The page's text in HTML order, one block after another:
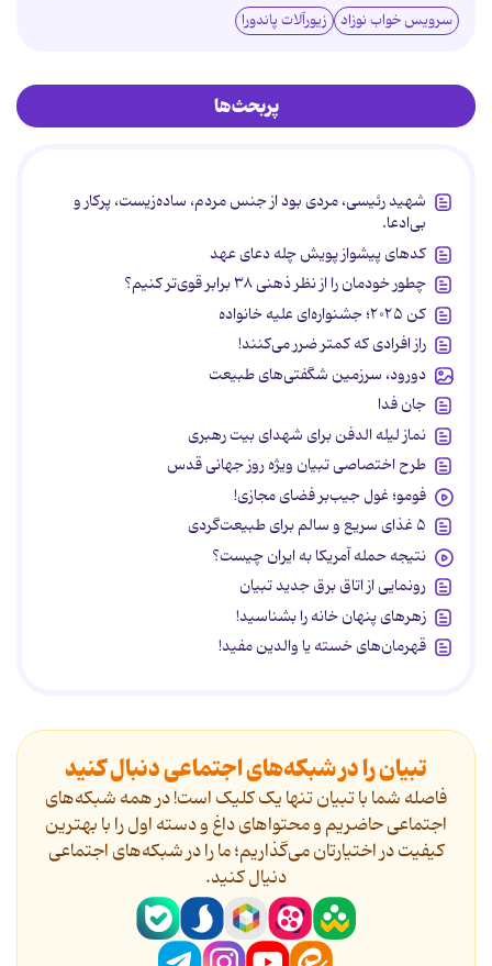
سرویس خواب نوزاد زیورآلات پاندورا
پربحث‌ها
شهید رئیسی، مردی بود از جنس مردم، ساده‌زیست، پرکار و
بی‌ادعا.
کدهای پیشواز پویش چله دعای عهد
چطور خودمان را از نظر ذهنی ۳۸ برابر قوی‌تر کنیم؟
کن ۲۰۲۵؛ جشنواره‌ای علیه خانواده
راز افرادی که کمتر ضرر می‌کنند!
دورود، سرزمین شگفتی‌های طبیعت
جان فدا
نماز لیله الدفن برای شهدای بیت رهبری
طرح اختصاصی تبیان ویژه روز جهانی قدس
فومو؛ غول جیب‌بر فضای مجازی!
۵ غذای سریع و سالم برای طبیعت‌گردی
نتیجه حمله آمریکا به ایران چیست؟
رونمایی از اتاق برق جدید تبیان
زهرهای پنهان خانه را بشناسید!
قهرمان‌های خسته یا والدین مفید!
تبیان را در شبکه‌های اجتماعی دنبال کنید
فاصله شما با تبیان تنها یک کلیک است! در همه شبکه‌های
اجتماعی حاضریم و محتواهای داغ و دسته اول را با بهترین
کیفیت در اختیارتان می‌گذاریم؛ ما را در شبکه‌های اجتماعی
دنیال کنید.